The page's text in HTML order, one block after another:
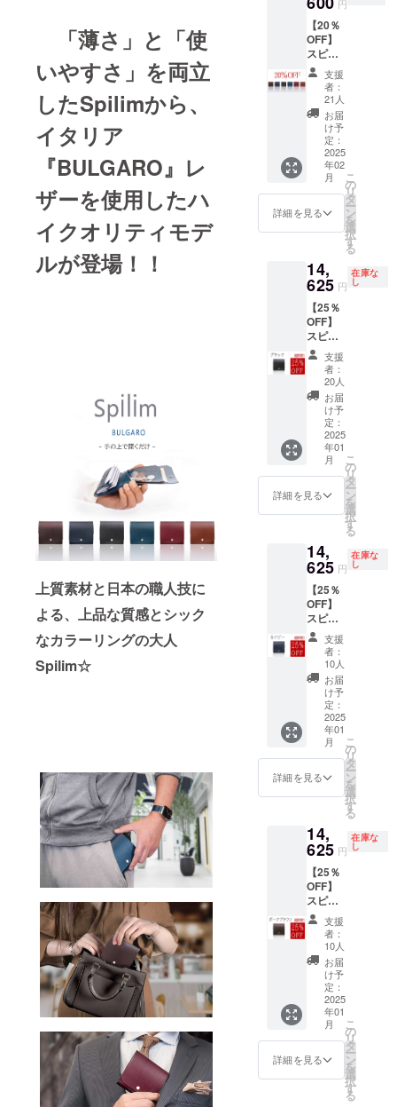
「薄さ」と「使
いやすさ」を両立
したSpilimから、
イタリア
『BULGARO』レ
ザーを使用したハ
イクオリティモデ
ルが登場！！
上質素材と日本の職人技に
よる、上品な質感とシック
なカラーリングの大人
Spilim☆
円
【20％
OFF】
スピリ
ム ブル
ガロ × 1
点 ［一
般販売
予定価
19,500
円(税・
送料込
み)の
20%OF
F］
15,600
送料込
み) ・カ
ラー：
ブラッ
ク/ネイ
ビー/
ダーク
ブラウ
ン/ワイ
ン/イン
ディゴ/
ブラウ
ン/から
お選び
いただ
けま
す。 ・
2月末日
発送 ・
ポスト
投函型
での発
送を予
定して
おりま
能性に
影響の
ない範
囲で、
デザイ
ン・仕
様の一
部が変
更にな
す。 ※
イタリ
アから
の輸入
皮革を
使用し
ている
為、ご
注文状
況より
出荷時
期が遅
れる場
合があ
りま
原則お
申込み
支援
者：
21人
お届
け予
定：
2025
年02
月
詳細を見る
こ
の
リ
タ
ー
ン
を
選
択
す
る
14,
625 円
在庫な
し
【25％
OFF】
スピリ
ム ブル
ガロ
『ブ
ラッ
ク』 × 1
点 ［一
般販売
予定価
19,500
円(税・
送料込
み)の
F］
14,625
円(税・
送料込
み) ・
2025年
1月末日
までに
発送 ・
ポスト
投函型
での発
送を予
定して
おりま
す ※機
能性に
デザイ
ン・仕
様の一
部が変
更にな
る可能
性がご
ざいま
す。 ※
イタリ
アから
の輸入
皮革を
使用し
ている
為、ご
注文状
支援
者：
20人
お届
け予
定：
2025
年01
月
詳細を見る
こ
の
リ
タ
ー
ン
を
選
択
す
る
14,
625 円
在庫な
し
【25％
OFF】
スピリ
ム ブル
ガロ
『ネイ
ビー』
× 1点
［一般
販売予
定価格
19,500
円(税・
送料込
み)の
25%OF
14,625
円(税・
送料込
み) ・
2025年
1月末日
までに
発送 ・
ポスト
投函型
での発
送を予
定して
おりま
能性に
影響の
支援
者：
10人
お届
け予
定：
2025
年01
月
詳細を見る
こ
の
リ
タ
ー
ン
を
選
択
す
る
14,
625 円
在庫な
し
【25％
OFF】
スピリ
ム ブル
ガロ
『ダー
クブラ
ウン』
× 1点
［一般
販売予
定価格
19,500
円(税・
送料込
み)の
支援
者：
10人
お届
け予
定：
2025
年01
月
詳細を見る
こ
の
リ
タ
ー
ン
を
選
択
す
る